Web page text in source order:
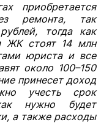
приобретается
ремонта, так
тогда как
ЖК стоят 14 млн
юриста и все
около 100–150
принесет доход
учесть срок
нужно будет
а также расходы